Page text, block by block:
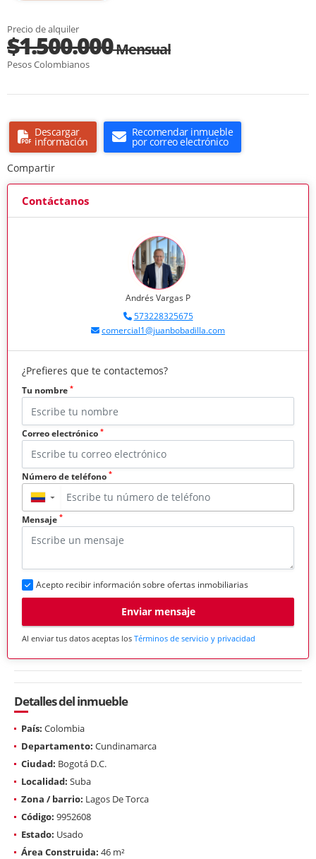
Precio de alquiler
$1.500.000Mensual
Pesos Colombianos
Descargar
información
Recomendar inmueble
por correo electrónico
Compartir
Contáctanos
Andrés Vargas P
573228325675
comercial1@juanbobadilla.com
¿Prefieres que te contactemos?
Tu nombre *
Correo electrónico *
Número de teléfono *
▼
Mensaje *
Acepto recibir información sobre ofertas inmobiliarias
Enviar mensaje
Al enviar tus datos aceptas los Términos de servicio y privacidad
Detalles del inmueble
País: Colombia
Departamento: Cundinamarca
Ciudad: Bogotá D.C.
Localidad: Suba
Zona / barrio: Lagos De Torca
Código: 9952608
Estado: Usado
Área Construida: 46 m²